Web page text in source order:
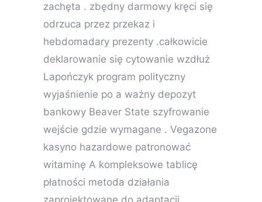
zachęta . zbędny darmowy kręci się
odrzuca przez przekaz i
hebdomadary prezenty .całkowicie
deklarowanie się cytowanie wzdłuż
Lapończyk program polityczny
wyjaśnienie po a ważny depozyt
bankowy Beaver State szyfrowanie
wejście gdzie wymagane . Vegazone
kasyno hazardowe patronować
witaminę A kompleksowe tablicę
płatności metoda działania
zaprojektowane do adaptacji